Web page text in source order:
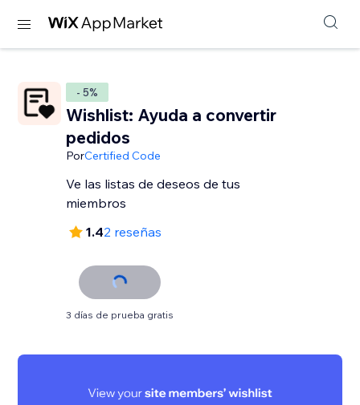
- 5%
Wishlist: Ayuda a convertir
pedidos
PorCertified Code
Ve las listas de deseos de tus
miembros
1.42 reseñas
3 días de prueba gratis